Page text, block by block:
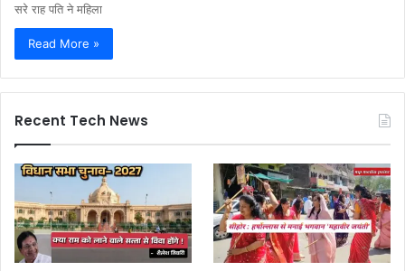
सरे राह पति ने महिला
Read More »
Recent Tech News